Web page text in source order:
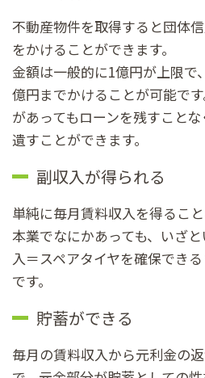
不動産物件を取得すると団体
をかけることができます。
金額は一般的に1億円が上限で
億円までかけることが可能で
があってもローンを残すこと
遺すことができます。
副収入が得られる
単純に毎月賃料収入を得ること
本業でなにかあっても、いざ
入＝スペアタイヤを確保でき
です。
貯蓄ができる
毎月の賃料収入から元利金の